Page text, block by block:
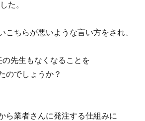
た。
ちらが悪いような言い方をされ、
先生もなくなることを
のでしょうか？
ら業者さんに発注する仕組みに